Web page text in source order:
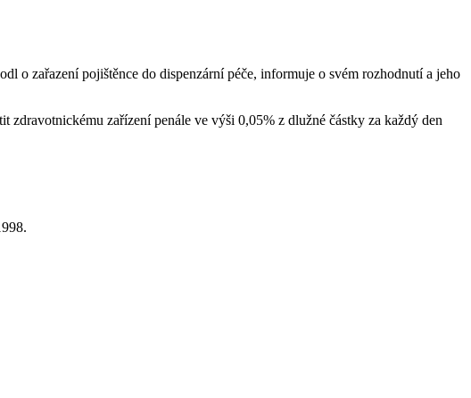
zařazení pojištěnce do dispenzární péče, informuje o svém rozhodnutí a jeho
zařízení penále ve výši 0,05% z dlužné částky za každý den